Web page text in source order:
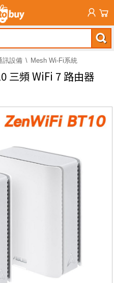
訊設備 Mesh Wi-Fi系統
三頻 WiFi 7 路由器